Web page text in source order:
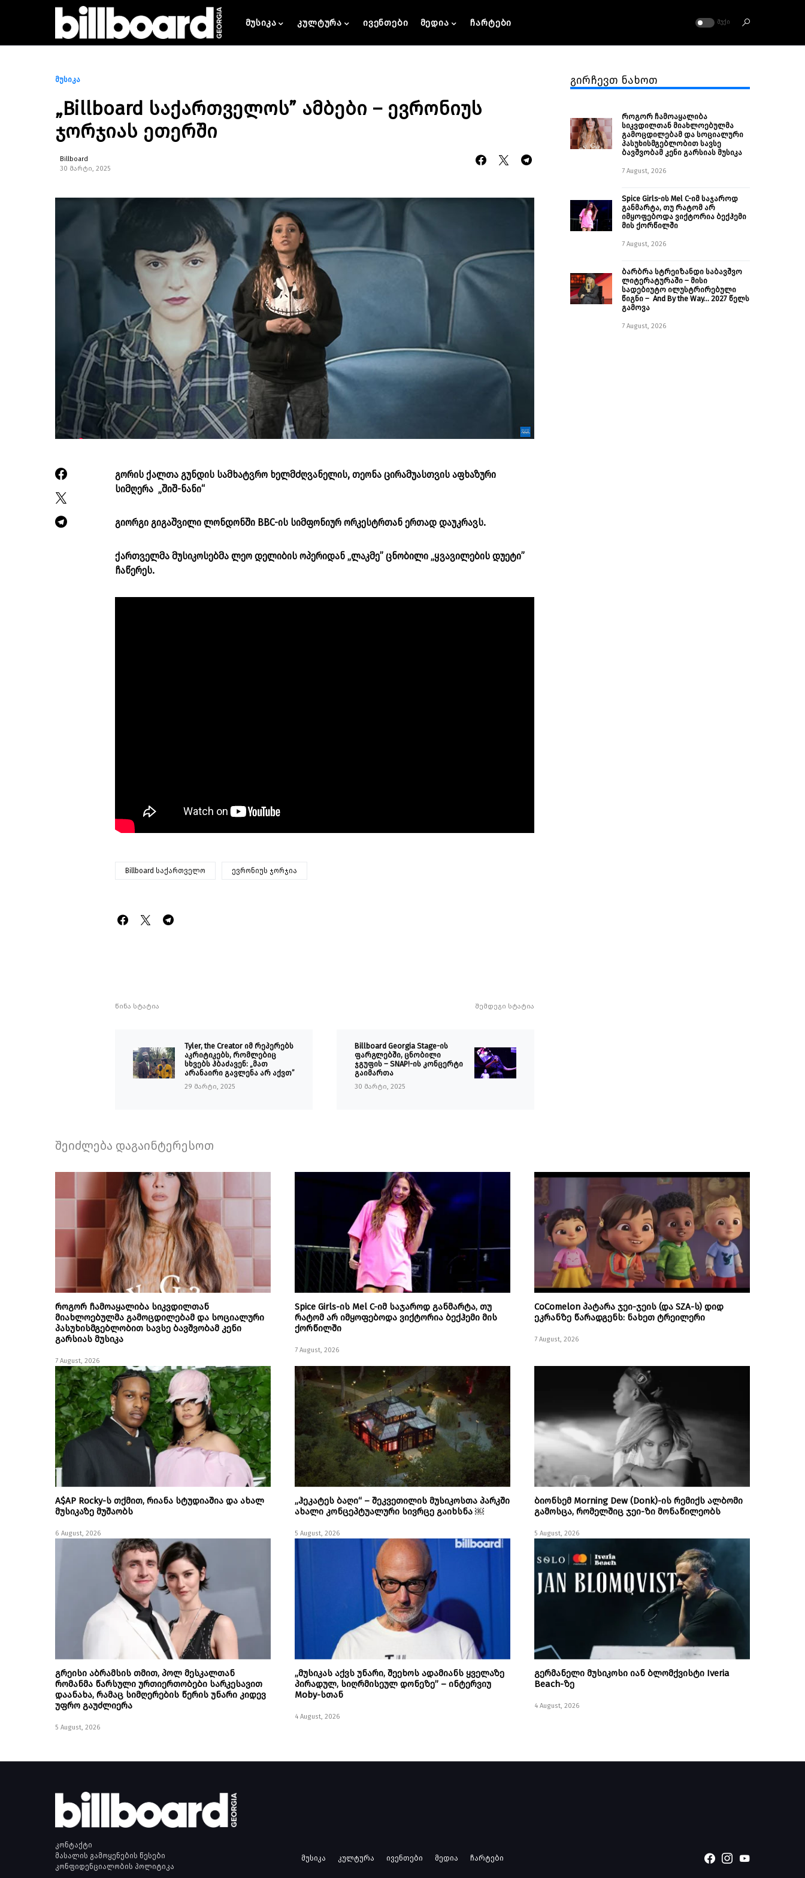
მუსიკა კულტურა ივენთები მედია ჩარტები ᲛᲣᲥᲘ
მუსიკა
„Billboard საქართველოს” ამბები – ევრონიუს
ჯორჯიას ეთერში
Billboard
30 მარტი, 2025
გორის ქალთა გუნდის სამხატვრო ხელმძღვანელის, თეონა ცირამუასთვის აფხაზური
სიმღერა „შიშ-ნანი“
გიორგი გიგაშვილი ლონდონში BBC-ის სიმფონიურ ორკესტრთან ერთად დაუკრავს.
ქართველმა მუსიკოსებმა ლეო დელიბის ოპერიდან „ლაკმე” ცნობილი „ყვავილების დუეტი”
ჩაწერეს.
Billboard საქართველო ევრონიუს ჯორჯია
წინა სტატია
Tyler, the Creator იმ რეპერებს
აკრიტიკებს, რომლებიც
სხვებს ჰბაძავენ: „მათ
არანაირი გავლენა არ აქვთ”
29 მარტი, 2025
შემდეგი სტატია
Billboard Georgia Stage-ის
ფარგლებში, ცნობილი
ჯგუფის – SNAP!-ის კონცერტი
გაიმართა
30 მარტი, 2025
გირჩევთ ნახოთ
როგორ ჩამოაყალიბა
სიკვდილთან მიახლოებულმა
გამოცდილებამ და სოციალური
პასუხისმგებლობით სავსე
ბავშვობამ კენი გარსიას მუსიკა
7 August, 2026
Spice Girls-ის Mel C-იმ საჯაროდ
განმარტა, თუ რატომ არ
იმყოფებოდა ვიქტორია ბექჰემი
მის ქორწილში
7 August, 2026
ბარბრა სტრეიზანდი საბავშვო
ლიტერატურაში – მისი
სადებიუტო ილუსტრირებული
წიგნი – And By the Way… 2027 წელს
გამოვა
7 August, 2026
შეიძლება დაგაინტერესოთ
როგორ ჩამოაყალიბა სიკვდილთან
მიახლოებულმა გამოცდილებამ და სოციალური
პასუხისმგებლობით სავსე ბავშვობამ კენი
გარსიას მუსიკა
7 August, 2026
Spice Girls-ის Mel C-იმ საჯაროდ განმარტა, თუ
რატომ არ იმყოფებოდა ვიქტორია ბექჰემი მის
ქორწილში
7 August, 2026
CoComelon პატარა ჯეი-ჯეის (და SZA-ს) დიდ
ეკრანზე წარადგენს: ნახეთ ტრეილერი
7 August, 2026
A$AP Rocky-ს თქმით, რიანა სტუდიაშია და ახალ
მუსიკაზე მუშაობს
6 August, 2026
„ჰეკატეს ბაღი“ – შეკვეთილის მუსიკოსთა პარკში
ახალი კონცეპტუალური სივრცე გაიხსნა ￼
5 August, 2026
ბიონსემ Morning Dew (Donk)-ის რემიქს ალბომი
გამოსცა, რომელშიც ჯეი-ზი მონაწილეობს
5 August, 2026
გრეისი აბრამსის თმით, პოლ მესკალთან
რომანმა წარსული ურთიერთობები სარკესავით
დაანახა, რამაც სიმღერების წერის უნარი კიდევ
უფრო გაუძლიერა
5 August, 2026
„მუსიკას აქვს უნარი, შეეხოს ადამიანს ყველაზე
პირადულ, სიღრმისეულ დონეზე” – ინტერვიუ
Moby-სთან
4 August, 2026
გერმანელი მუსიკოსი იან ბლომქვისტი Iveria
Beach-ზე
4 August, 2026
კონტაქტი
მასალის გამოყენების წესები
კონფიდენციალობის პოლიტიკა
მუსიკა კულტურა ივენთები მედია ჩარტები